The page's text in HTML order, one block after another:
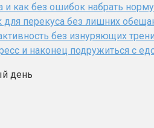
и как без ошибок набрать
для перекуса без лишних
без изнуряющих
и наконец подружиться с
день